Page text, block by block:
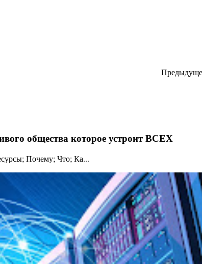
общества которое устроит ВСЕХ
Почему; Что; Ка...